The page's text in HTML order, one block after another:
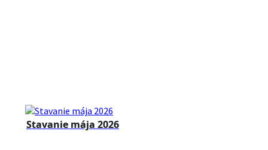
Stavanie mája 2026